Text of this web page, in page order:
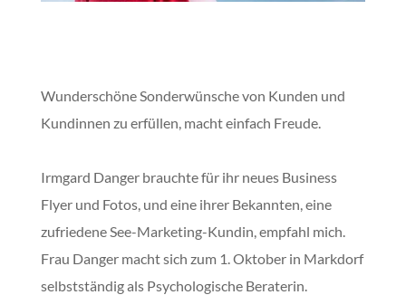
Wunderschöne Sonderwünsche von Kunden und
Kundinnen zu erfüllen, macht einfach Freude.
Irmgard Danger brauchte für ihr neues Business
Flyer und Fotos, und eine ihrer Bekannten, eine
zufriedene See-Marketing-Kundin, empfahl mich.
Frau Danger macht sich zum 1. Oktober in Markdorf
selbstständig als Psychologische Beraterin.